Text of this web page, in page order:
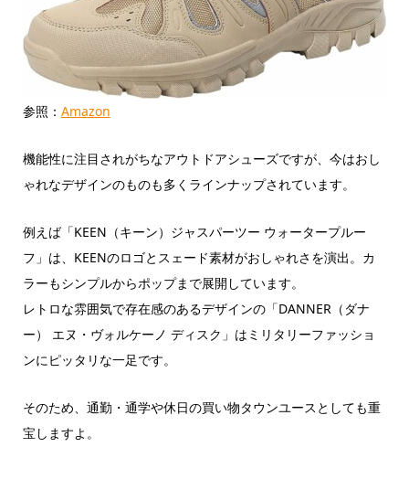
参照： Amazon
機能性に注目されがちなアウトドアシューズですが、今はおし
ゃれなデザインのものも多くラインナップされています。
例えば「KEEN（キーン）ジャスパーツー ウォータープルー
フ」は、KEENのロゴとスェード素材がおしゃれさを演出。カ
ラーもシンプルからポップまで展開しています。
レトロな雰囲気で存在感のあるデザインの「DANNER（ダナ
ー） エヌ・ヴォルケーノ ディスク」はミリタリーファッショ
ンにピッタリな一足です。
そのため、通勤・通学や休日の買い物タウンユースとしても重
宝しますよ。